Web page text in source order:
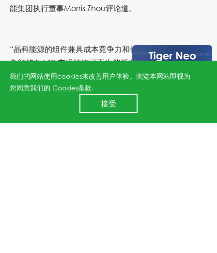
能集团执行董事Morris Zhou评论道。
“晶科能源的组件兼具成本竞争力和长期可靠性，我们很自
豪能够在AGL实现清洁可再生能源发电目标中发挥重要作
用。”晶科能源全球营销副总裁苗根先生评论道。
我们的网站使用cookies来改善用户体验。浏览本网站即视为
您同意我们的 Cookies条款.
接受